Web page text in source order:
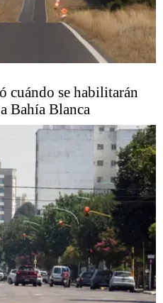
cuándo se habilitarán
Bahía Blanca